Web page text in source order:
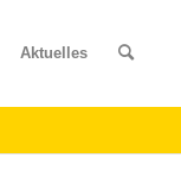
Aktuelles